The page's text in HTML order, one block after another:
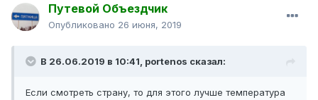
Путевой Объездчик
Опубликовано 26 июня, 2019
В 26.06.2019 в 10:41, portenos сказал:
Если смотреть страну, то для этого лучше температура